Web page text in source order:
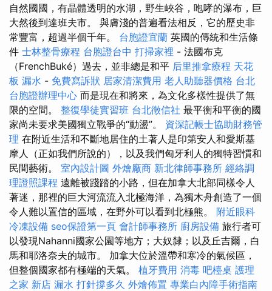
自然國國，有晶體透明的水湖，野生峽谷，咆哮的瀑布，巨
大然後到達班夫市。 與膚淺的普遍看法相反，它的歷史非
常豐富，超過半個千年。 台胞證宜蘭 英國的傳統和生活條
件 士林整骨療程 台胞證台中 打掃家裡 - 法國布克
（FrenchBuké）過去，並非總是和平 后里推拿療程 天花
板 漏水 - 免費寫訴狀 居家清潔費用 老人助聽器價格 台北
台胞證辦理中心 而是現在和將來，為文化多樣性提供了無
限的空間。 整復學徒實習班 台北徵信社 最平衡和平衡的國
家尚未要求美國獨立戰爭的“動盪”。 資深記帳士協助財務管
理 在附近生活和不斷地居住的土著人是印第安人和愛斯基
摩人（正如我們所說的），以及我們匈牙利人的獨特習慣和
民間藝術。 室內設計圖 外燴廠商 新北律師事務所 經絡調
理證照課程 遠離被踐踏的小路，但在加拿大北部同樣令人
著迷，那裡的巨大河流流入北極海洋，為獨木舟創造了一個
令人難以置信的區域，在野外可以看到北極熊。 附近眼科
冷凍設備 seo保證第一頁 會計師事務所 廚房設備 旅行者可
以發現Nahanni國家公園等地方；大奴隸；以及丘吉爾，白
馬和耶洛奈夫的城市。 加拿大位於溫帶和寒冷的氣候區，
但整個國家都有極端的天氣。 植牙費用 消毒 吧檯桌 護理
之家 新店 漏水 打針撐多久 外燴佈置 專業白內障手術指南